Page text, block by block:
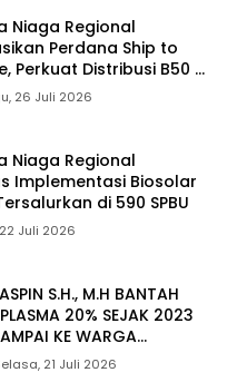
Niaga Regional
Perdana Ship to
Perkuat Distribusi B50 di
Sulawesi
26 Juli 2026
Niaga Regional
Implementasi Biosolar
di 590 SPBU
Juli 2026
S.H., M.H BANTAH
20% SEJAK 2023
KE WARGA
21 Juli 2026